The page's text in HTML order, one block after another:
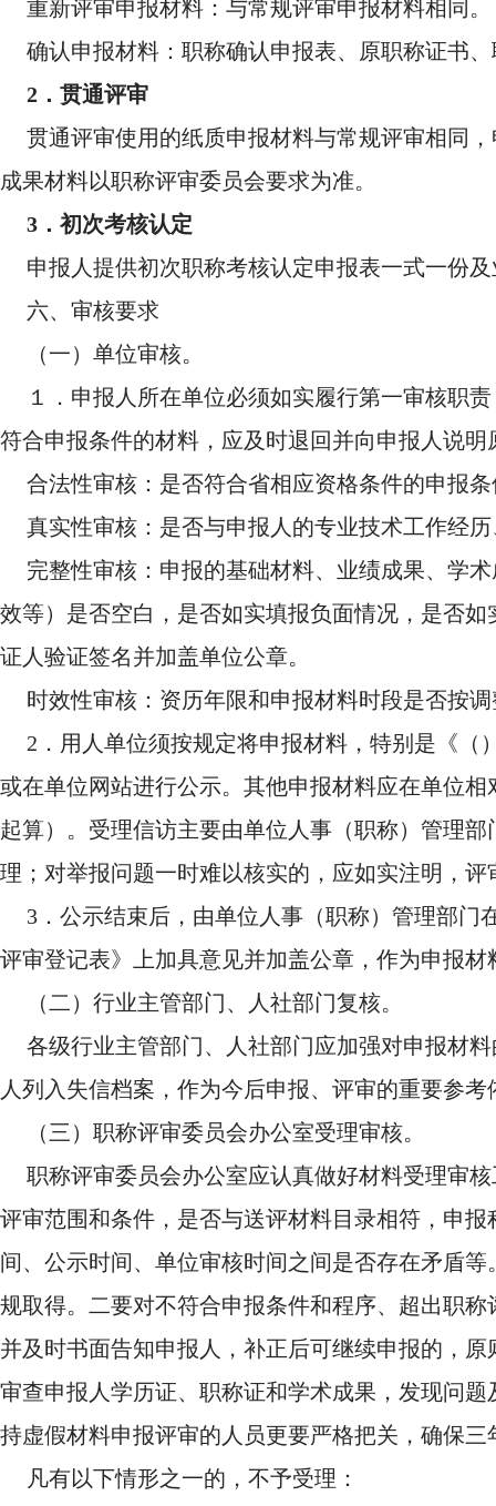
重新评审申报材料：与常规评审申报材料相同。
确认申报材料：职称确认申报表、原职称证书
2．贯通评审
贯通评审使用的纸质申报材料与常规评审相同
成果材料以职称评审委员会要求为准。
3．初次考核认定
申报人提供初次职称考核认定申报表一式一份
六、审核要求
（一）单位审核。
１．申报人所在单位必须如实履行第一审核职
符合申报条件的材料，应及时退回并向申报人说明
合法性审核：是否符合省相应资格条件的申报
真实性审核：是否与申报人的专业技术工作经
完整性审核：申报的基础材料、业绩成果、学
效等）是否空白，是否如实填报负面情况，是否
证人验证签名并加盖单位公章。
时效性审核：资历年限和申报材料时段是否按
2．用人单位须按规定将申报材料，特别是《
或在单位网站进行公示。其他申报材料应在单位
起算）。受理信访主要由单位人事（职称）管理
理；对举报问题一时难以核实的，应如实注明，
3．公示结束后，由单位人事（职称）管理部
评审登记表》上加具意见并加盖公章，作为申报材
（二）行业主管部门、人社部门复核。
各级行业主管部门、人社部门应加强对申报材
人列入失信档案，作为今后申报、评审的重要参考
（三）职称评审委员会办公室受理审核。
职称评审委员会办公室应认真做好材料受理审
评审范围和条件，是否与送评材料目录相符，申
间、公示时间、单位审核时间之间是否存在矛盾
规取得。二要对不符合申报条件和程序、超出职
并及时书面告知申报人，补正后可继续申报的，
审查申报人学历证、职称证和学术成果，发现问
持虚假材料申报评审的人员更要严格把关，确保三
凡有以下情形之一的，不予受理：